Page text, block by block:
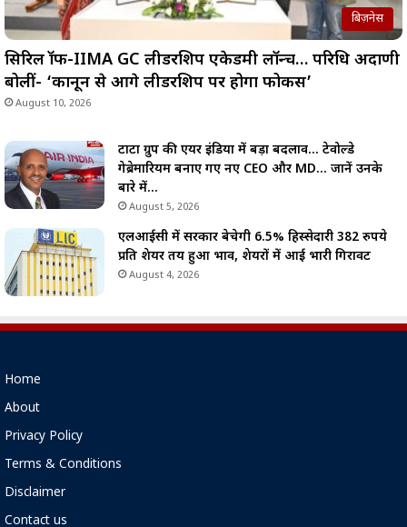
बिज़नेस
सिरिल श्रॉफ-IIMA GC लीडरशिप एकेडमी लॉन्च… परिधि अदाणी
बोलीं- ‘कानून से आगे लीडरशिप पर होगा फोकस’
August 10, 2026
टाटा ग्रुप की एयर इंडिया में बड़ा बदलाव… टेवोल्डे
गेब्रेमारियम बनाए गए नए CEO और MD… जानें उनके
बारे में…
August 5, 2026
एलआईसी में सरकार बेचेगी 6.5% हिस्सेदारी 382 रुपये
प्रति शेयर तय हुआ भाव, शेयरों में आई भारी गिरावट
August 4, 2026
Home
About
Privacy Policy
Terms & Conditions
Disclaimer
Contact us